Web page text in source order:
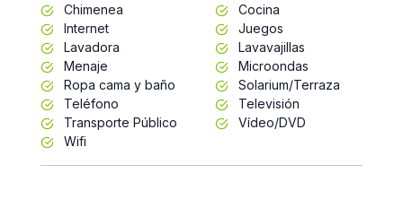
Chimenea
Cocina
Internet
Juegos
Lavadora
Lavavajillas
Menaje
Microondas
Ropa cama y baño
Solarium/Terraza
Teléfono
Televisión
Transporte Público
Vídeo/DVD
Wifi